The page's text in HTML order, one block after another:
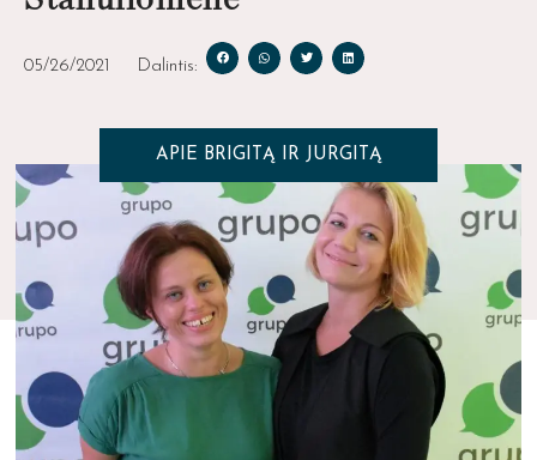
05/26/2021 Dalintis:
APIE BRIGITĄ IR JURGITĄ